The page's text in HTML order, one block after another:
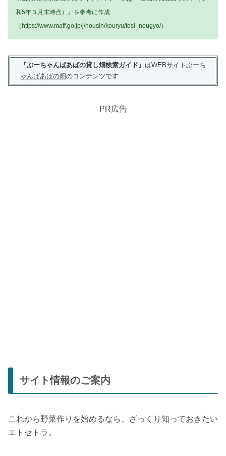
和5年３月末時点）』を参考に作成
（https://www.maff.go.jp/j/nousin/kouryu/tosi_nougyo/）
『ぶーちゃんばあばの貸し畑検索ガイド』 はWEBサイトぶーち
ゃんばあばの畑のコンテンツです
PR広告
サイト情報のご案内
これから野菜作りを始めるなら、ざっくり知っておきたい
エトセトラ。